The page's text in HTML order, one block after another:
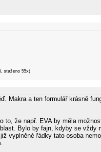
staženo 55x)
Makra a ten formulář krásně
to, že např. EVA by měla
Bylo by fajn, kdyby se vždy
vyplněné řádky tato osoba